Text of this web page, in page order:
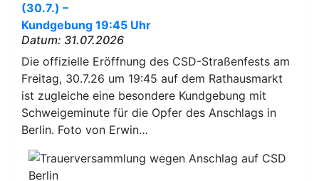
(30.7.) –
Kundgebung 19:45 Uhr
Datum: 31.07.2026
Die offizielle Eröffnung des CSD-Straßenfests am
Freitag, 30.7.26 um 19:45 auf dem Rathausmarkt
ist zugleiche eine besondere Kundgebung mit
Schweigeminute für die Opfer des Anschlags in
Berlin. Foto von Erwin…